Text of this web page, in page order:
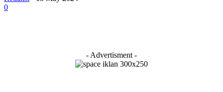
0
- Advertisment -